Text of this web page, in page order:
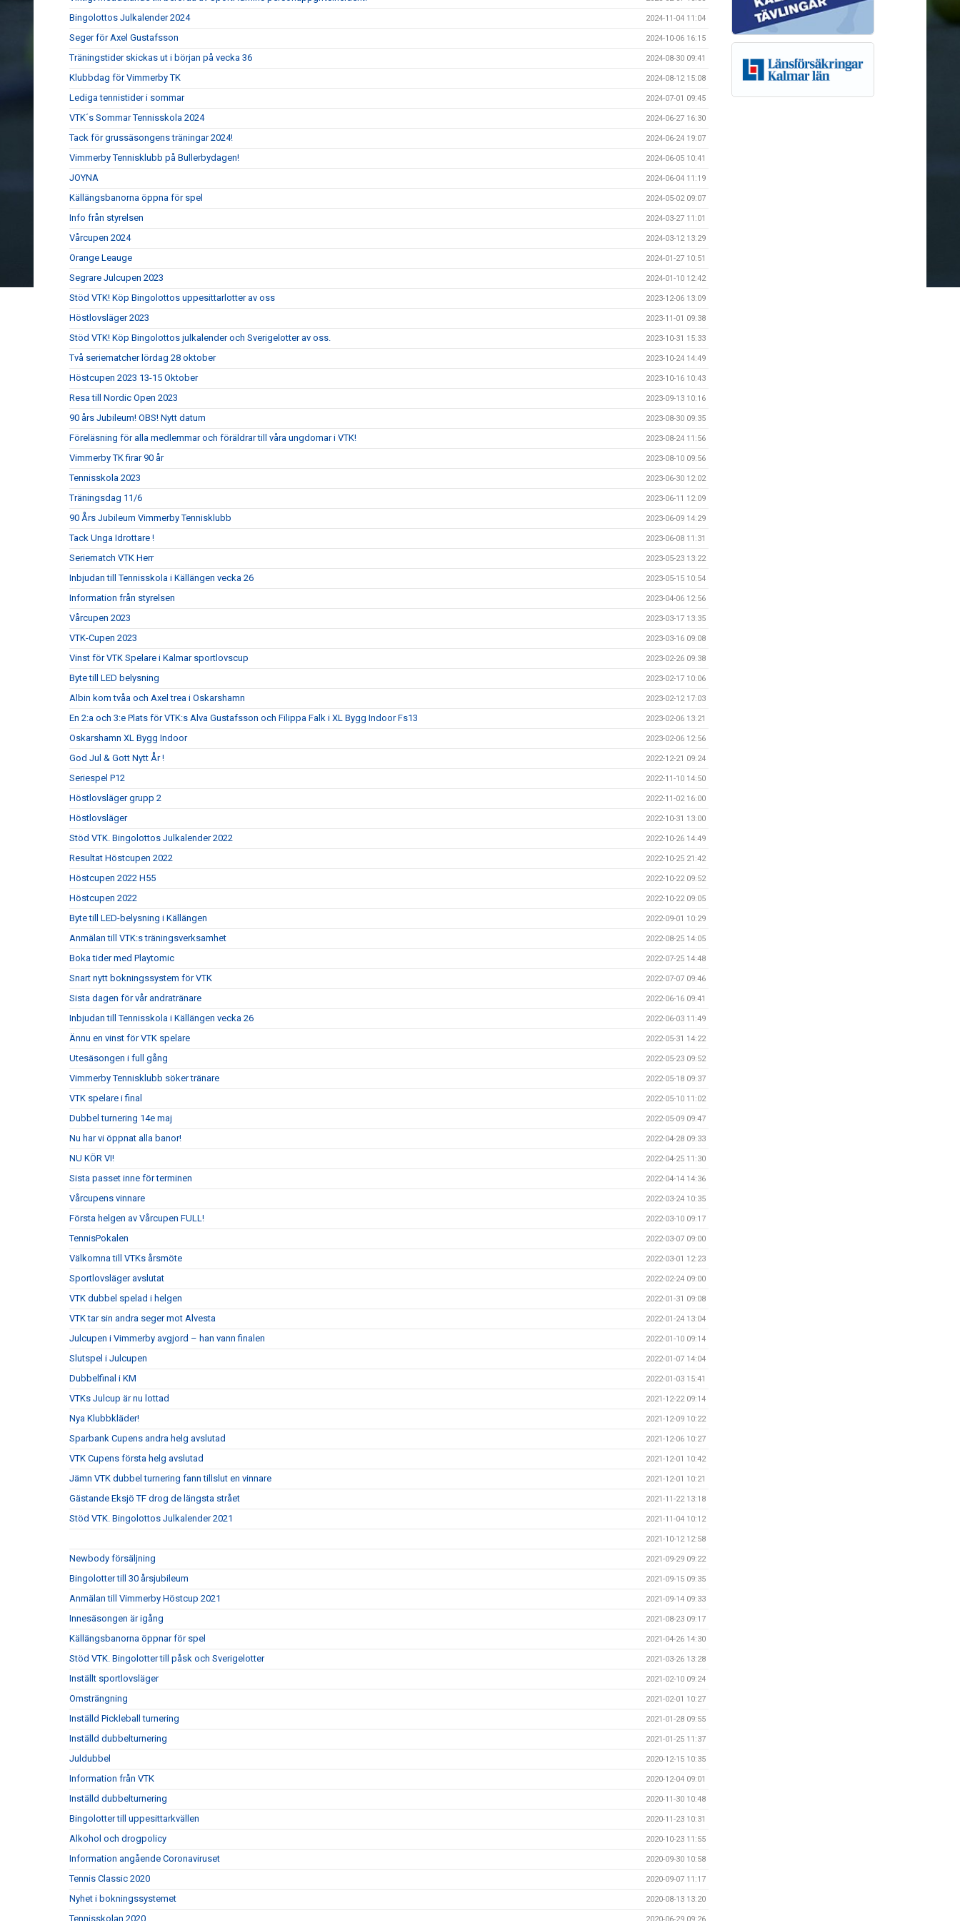
Bingolottos Julkalender 2024 2024-11-04 11:04
Seger för Axel Gustafsson 2024-10-06 16:15
Träningstider skickas ut i början på vecka 36 2024-08-30 09:41
Klubbdag för Vimmerby TK 2024-08-12 15:08
Lediga tennistider i sommar 2024-07-01 09:45
VTK´s Sommar Tennisskola 2024 2024-06-27 16:30
Tack för grussäsongens träningar 2024! 2024-06-24 19:07
Vimmerby Tennisklubb på Bullerbydagen! 2024-06-05 10:41
JOYNA 2024-06-04 11:19
Källängsbanorna öppna för spel 2024-05-02 09:07
Info från styrelsen 2024-03-27 11:01
Vårcupen 2024 2024-03-12 13:29
Orange Leauge 2024-01-27 10:51
Segrare Julcupen 2023 2024-01-10 12:42
Stöd VTK! Köp Bingolottos uppesittarlotter av oss 2023-12-06 13:09
Höstlovsläger 2023 2023-11-01 09:38
Stöd VTK! Köp Bingolottos julkalender och Sverigelotter av oss. 2023-10-31 15:33
Två seriematcher lördag 28 oktober 2023-10-24 14:49
Höstcupen 2023 13-15 Oktober 2023-10-16 10:43
Resa till Nordic Open 2023 2023-09-13 10:16
90 års Jubileum! OBS! Nytt datum 2023-08-30 09:35
Föreläsning för alla medlemmar och föräldrar till våra ungdomar i VTK! 2023-08-24 11:56
Vimmerby TK firar 90 år 2023-08-10 09:56
Tennisskola 2023 2023-06-30 12:02
Träningsdag 11/6 2023-06-11 12:09
90 Års Jubileum Vimmerby Tennisklubb 2023-06-09 14:29
Tack Unga Idrottare ! 2023-06-08 11:31
Seriematch VTK Herr 2023-05-23 13:22
Inbjudan till Tennisskola i Källängen vecka 26 2023-05-15 10:54
Information från styrelsen 2023-04-06 12:56
Vårcupen 2023 2023-03-17 13:35
VTK-Cupen 2023 2023-03-16 09:08
Vinst för VTK Spelare i Kalmar sportlovscup 2023-02-26 09:38
Byte till LED belysning 2023-02-17 10:06
Albin kom tvåa och Axel trea i Oskarshamn 2023-02-12 17:03
En 2:a och 3:e Plats för VTK:s Alva Gustafsson och Filippa Falk i XL Bygg Indoor Fs13 2023-02-06 13:21
Oskarshamn XL Bygg Indoor 2023-02-06 12:56
God Jul & Gott Nytt År ! 2022-12-21 09:24
Seriespel P12 2022-11-10 14:50
Höstlovsläger grupp 2 2022-11-02 16:00
Höstlovsläger 2022-10-31 13:00
Stöd VTK. Bingolottos Julkalender 2022 2022-10-26 14:49
Resultat Höstcupen 2022 2022-10-25 21:42
Höstcupen 2022 H55 2022-10-22 09:52
Höstcupen 2022 2022-10-22 09:05
Byte till LED-belysning i Källängen 2022-09-01 10:29
Anmälan till VTK:s träningsverksamhet 2022-08-25 14:05
Boka tider med Playtomic 2022-07-25 14:48
Snart nytt bokningssystem för VTK 2022-07-07 09:46
Sista dagen för vår andratränare 2022-06-16 09:41
Inbjudan till Tennisskola i Källängen vecka 26 2022-06-03 11:49
Ännu en vinst för VTK spelare 2022-05-31 14:22
Utesäsongen i full gång 2022-05-23 09:52
Vimmerby Tennisklubb söker tränare 2022-05-18 09:37
VTK spelare i final 2022-05-10 11:02
Dubbel turnering 14e maj 2022-05-09 09:47
Nu har vi öppnat alla banor! 2022-04-28 09:33
NU KÖR VI! 2022-04-25 11:30
Sista passet inne för terminen 2022-04-14 14:36
Vårcupens vinnare 2022-03-24 10:35
Första helgen av Vårcupen FULL! 2022-03-10 09:17
TennisPokalen 2022-03-07 09:00
Välkomna till VTKs årsmöte 2022-03-01 12:23
Sportlovsläger avslutat 2022-02-24 09:00
VTK dubbel spelad i helgen 2022-01-31 09:08
VTK tar sin andra seger mot Alvesta 2022-01-24 13:04
Julcupen i Vimmerby avgjord – han vann finalen 2022-01-10 09:14
Slutspel i Julcupen 2022-01-07 14:04
Dubbelfinal i KM 2022-01-03 15:41
VTKs Julcup är nu lottad 2021-12-22 09:14
Nya Klubbkläder! 2021-12-09 10:22
Sparbank Cupens andra helg avslutad 2021-12-06 10:27
VTK Cupens första helg avslutad 2021-12-01 10:42
Jämn VTK dubbel turnering fann tillslut en vinnare 2021-12-01 10:21
Gästande Eksjö TF drog de längsta strået 2021-11-22 13:18
Stöd VTK. Bingolottos Julkalender 2021 2021-11-04 10:12
2021-10-12 12:58
Newbody försäljning 2021-09-29 09:22
Bingolotter till 30 årsjubileum 2021-09-15 09:35
Anmälan till Vimmerby Höstcup 2021 2021-09-14 09:33
Innesäsongen är igång 2021-08-23 09:17
Källängsbanorna öppnar för spel 2021-04-26 14:30
Stöd VTK. Bingolotter till påsk och Sverigelotter 2021-03-26 13:28
Inställt sportlovsläger 2021-02-10 09:24
Omsträngning 2021-02-01 10:27
Inställd Pickleball turnering 2021-01-28 09:55
Inställd dubbelturnering 2021-01-25 11:37
Juldubbel 2020-12-15 10:35
Information från VTK 2020-12-04 09:01
Inställd dubbelturnering 2020-11-30 10:48
Bingolotter till uppesittarkvällen 2020-11-23 10:31
Alkohol och drogpolicy 2020-10-23 11:55
Information angående Coronaviruset 2020-09-30 10:58
Tennis Classic 2020 2020-09-07 11:17
Nyhet i bokningssystemet 2020-08-13 13:20
Tennisskolan 2020 2020-06-29 09:26